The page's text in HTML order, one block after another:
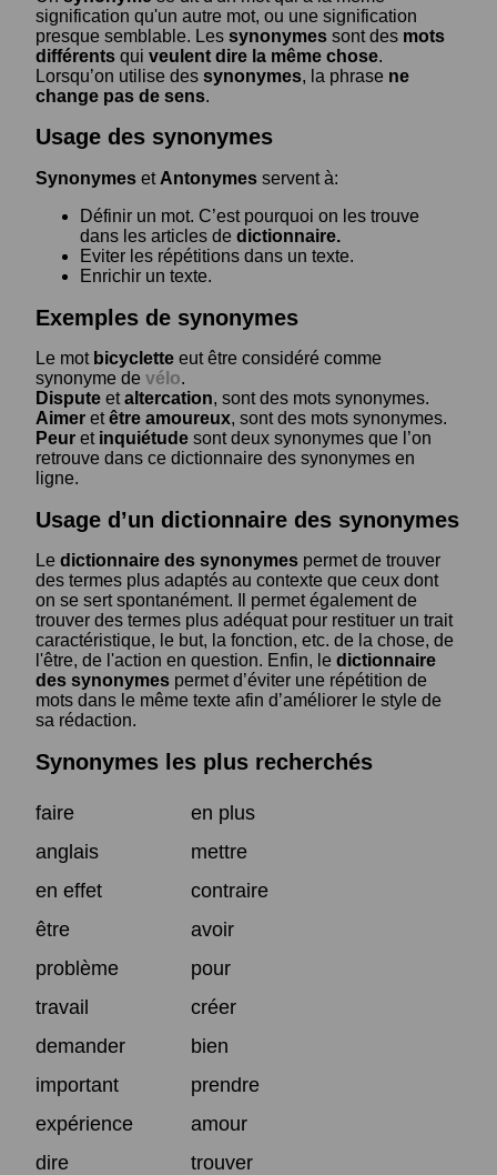
signification qu'un autre mot, ou une signification
presque semblable. Les synonymes sont des mots
différents qui veulent dire la même chose.
Lorsqu’on utilise des synonymes, la phrase ne
change pas de sens.
Usage des synonymes
Synonymes et Antonymes servent à:
Définir un mot. C’est pourquoi on les trouve
dans les articles de dictionnaire.
Eviter les répétitions dans un texte.
Enrichir un texte.
Exemples de synonymes
Le mot bicyclette eut être considéré comme
synonyme de vélo.
Dispute etaltercation, sont des mots synonymes.
Aimer etêtre amoureux, sont des mots synonymes.
Peur et inquiétude sont deux synonymes que l’on
retrouve dans ce dictionnaire des synonymes en
ligne.
Usage d’un dictionnaire des synonymes
Le dictionnaire des synonymes permet de trouver
des termes plus adaptés au contexte que ceux dont
on se sert spontanément. Il permet également de
trouver des termes plus adéquat pour restituer un trait
caractéristique, le but, la fonction, etc. de la chose, de
l'être, de l'action en question. Enfin, le dictionnaire
des synonymes permet d’éviter une répétition de
mots dans le même texte afin d’améliorer le style de
sa rédaction.
Synonymes les plus recherchés
faire
en plus
anglais
mettre
en effet
contraire
être
avoir
problème
pour
travail
créer
demander
bien
important
prendre
expérience
amour
dire
trouver